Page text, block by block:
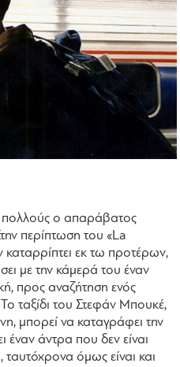
πολλούς ο απαράβατος
περίπτωση του «La
καταρρίπτει εκ τω προτέρων,
με την κάμερά του έναν
προς αναζήτηση ενός
ταξίδι του Στεφάν Μπουκέ,
μπορεί να καταγράφει την
άντρα που δεν είναι
ταυτόχρονα όμως είναι και